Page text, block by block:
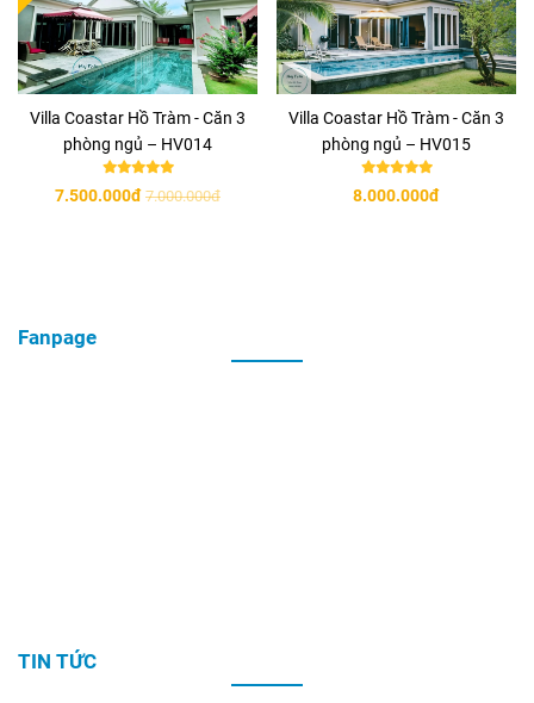
Villa Coastar Hồ Tràm - Căn 3
phòng ngủ – HV014
7.500.000đ 7.000.000đ
Villa Coastar Hồ Tràm - Căn 3
phòng ngủ – HV015
8.000.000đ
Fanpage
TIN TỨC